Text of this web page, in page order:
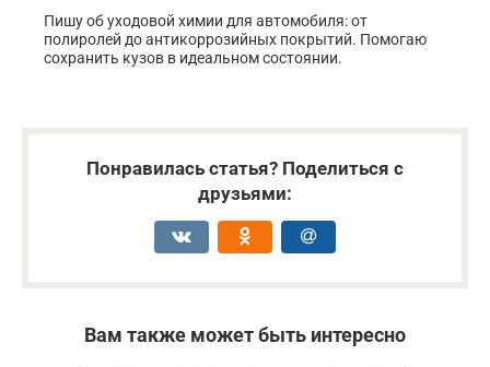
Пишу об уходовой химии для автомобиля: от
полиролей до антикоррозийных покрытий. Помогаю
сохранить кузов в идеальном состоянии.
Понравилась статья? Поделиться с
друзьями:
Вам также может быть интересно